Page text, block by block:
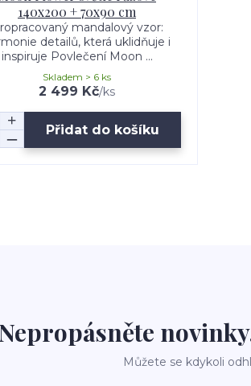
140x200 + 70x90 cm
mandalový vzor:
detailů, která uklidňuje i
inspiruje Povlečení Moon ...
2 499 Kč/ks
Skladem > 6 ks
Přidat do košíku
Můžete se kdykoli